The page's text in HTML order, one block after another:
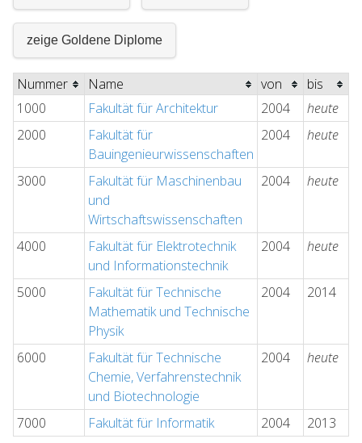
zeige Goldene Diplome
Nummer Name von
bis
1000
Fakultät für Architektur 2004
heute
2000
Fakultät für
Bauingenieurwissenschaften
2004 heute
3000
Fakultät für Maschinenbau
und
Wirtschaftswissenschaften
2004 heute
4000
Fakultät für Elektrotechnik
und Informationstechnik
2004 heute
5000
Fakultät für Technische
Mathematik und Technische
Physik
2004 2014
6000
Fakultät für Technische
Chemie, Verfahrenstechnik
und Biotechnologie
2004 heute
7000 Fakultät für Informatik 2004 2013